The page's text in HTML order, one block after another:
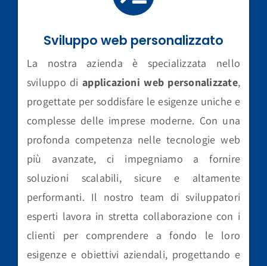
Sviluppo web personalizzato
La nostra azienda è specializzata nello
sviluppo diapplicazioni web personalizzate,
progettate per soddisfare le esigenze uniche e
complesse delle imprese moderne. Con una
profonda competenza nelle tecnologie web
più avanzate, ci impegniamo a fornire
soluzioni scalabili, sicure e altamente
performanti. Il nostro team di sviluppatori
esperti lavora in stretta collaborazione con i
clienti per comprendere a fondo le loro
esigenze e obiettivi aziendali, progettando e